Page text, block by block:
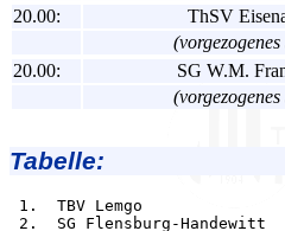
20.00:
ThSV
20.00:
SG W.M.
Tabelle:
1.  TBV Lemgo